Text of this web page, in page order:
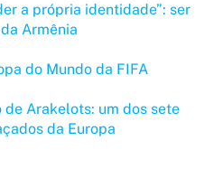
a própria identidade”: ser
Armênia
do Mundo da FIFA
de Arakelots: um dos sete
da Europa